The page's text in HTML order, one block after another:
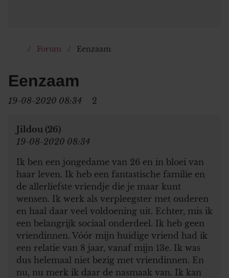
Forum Eenzaam
Eenzaam
19-08-2020 08:34 2
Jildou (26)
19-08-2020 08:34
Ik ben een jongedame van 26 en in bloei van
haar leven. Ik heb een fantastische familie en
de allerliefste vriendje die je maar kunt
wensen. Ik werk als verpleegster met ouderen
en haal daar veel voldoening uit. Echter, mis ik
een belangrijk sociaal onderdeel. Ik heb geen
vriendinnen. Vóór mijn huidige vriend had ik
een relatie van 8 jaar, vanaf mijn 13e. Ik was
dus helemaal niet bezig met vriendinnen. En
nu, nu merk ik daar de nasmaak van. Ik kan